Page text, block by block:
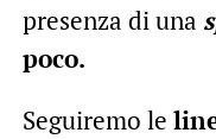
presenza di una
poco.
Seguiremo le